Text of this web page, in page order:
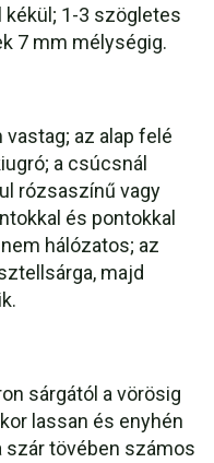
kékül; 1-3 szögletes
7 mm mélységig.
az alap felé
a csúcsnál
rózsaszínű vagy
és pontokkal
hálózatos; az
majd
sárgától a vörösig
lassan és enyhén
szár tövében számos